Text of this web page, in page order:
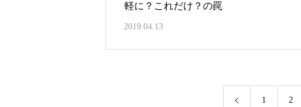
軽に？これだけ？の罠
2019.04.13
1 2